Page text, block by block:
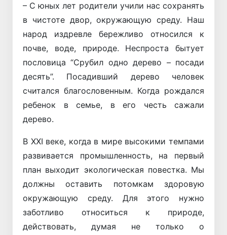
– С юных лет родители учили нас сохранять
в чистоте двор, окружающую среду. Наш
народ издревле бережливо относился к
почве, воде, природе. Неспроста бытует
пословица “Срубил одно дерево – посади
десять”. Посадивший дерево человек
считался благословенным. Когда рождался
ребенок в семье, в его честь сажали
дерево.
В XXI веке, когда в мире высокими темпами
развивается промышленность, на первый
план выходит экологическая повестка. Мы
должны оставить потомкам здоровую
окружающую среду. Для этого нужно
заботливо относиться к природе,
действовать, думая не только о